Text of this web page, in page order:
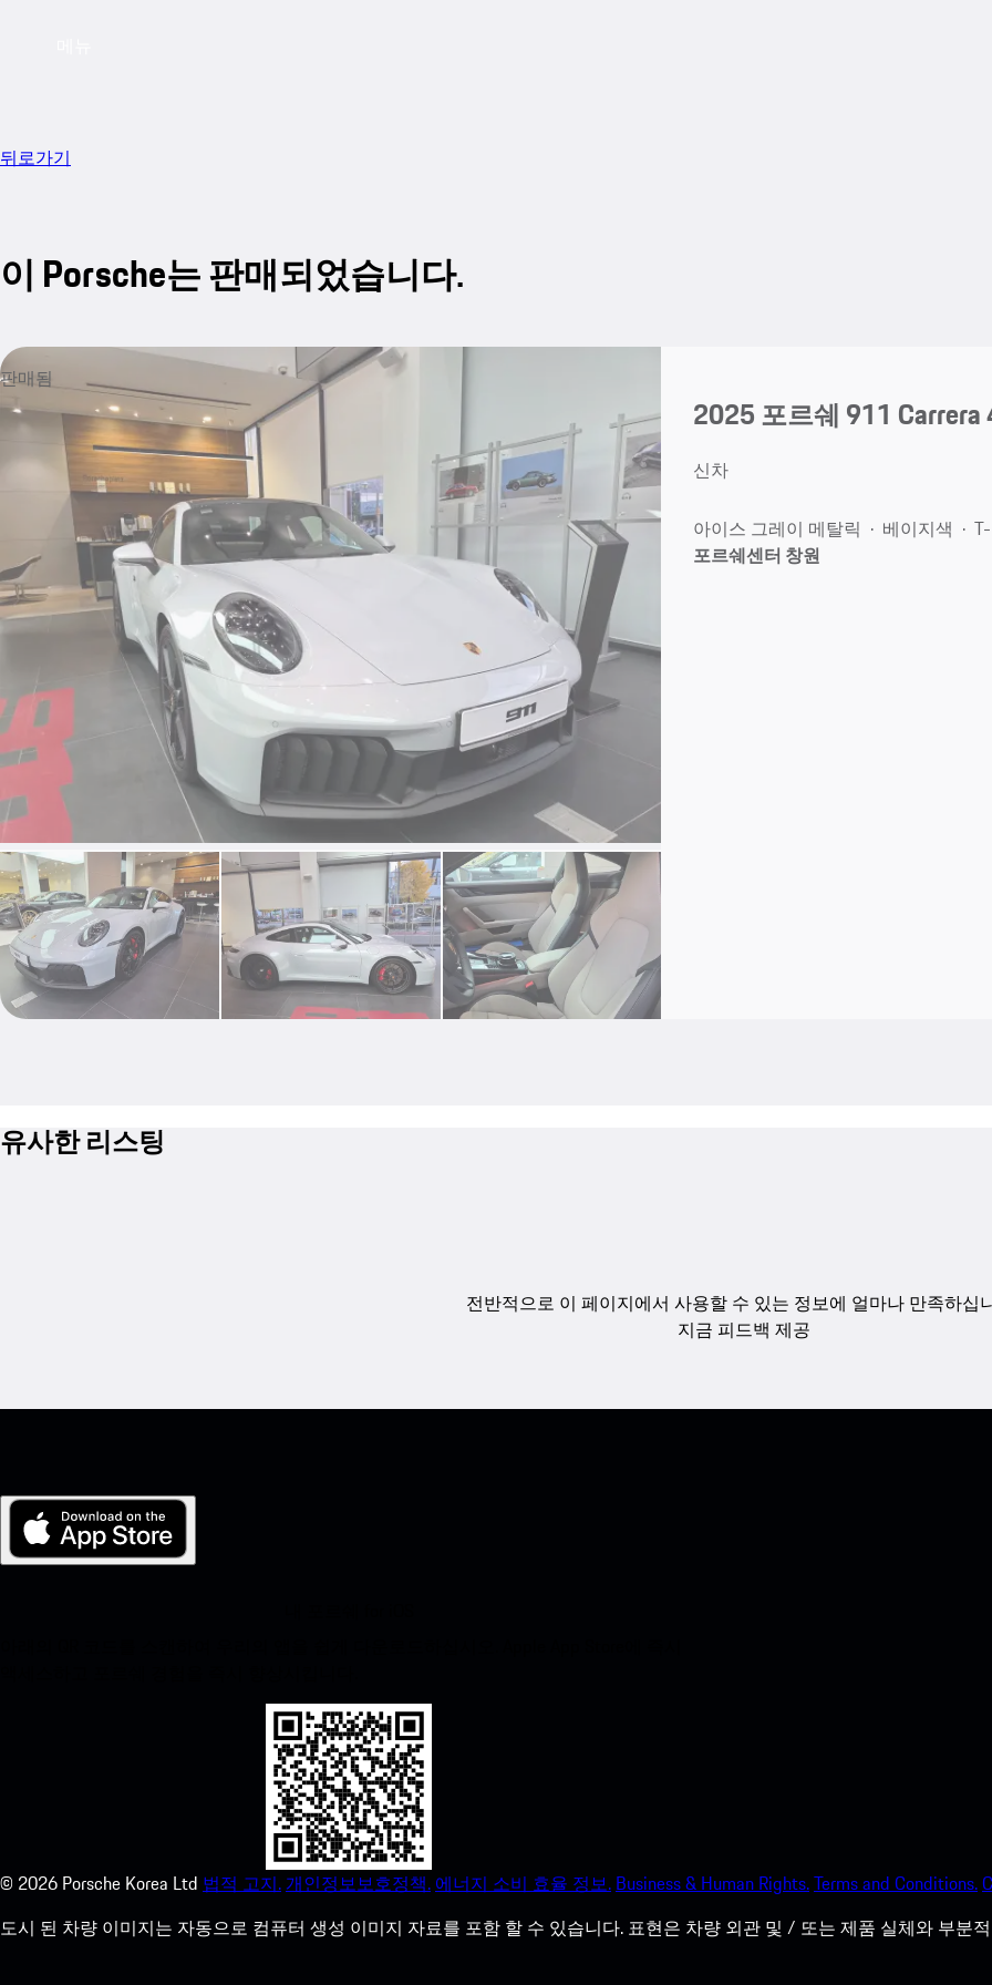
뒤로가기
이 Porsche는 판매되었습니다.
판매됨
2025 포르쉐 911 Carrera
신차
아이스 그레이 메탈릭 베이지색
포르쉐센터 창원
유사한 리스팅
전반적으로 이 페이지에서 사용할 수 있는 정보에 얼마나 만족하십
지금 피드백 제공
© 2026 Porsche Korea Ltd 법적 고지. 개인정보보호정책. 에너지 소비 효율 정보. Business & Human Rights.Terms and Conditions.
도시 된 차량 이미지는 자동으로 컴퓨터 생성 이미지 자료를 포함 할 수 있습니다. 표현은 차량 외관 및 / 또는 제품 실체와 부분